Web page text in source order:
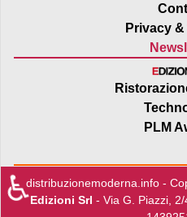
Privacy
PLM
distribuzionemoderna.info -
Edizioni Srl - Via G. Piazzi,